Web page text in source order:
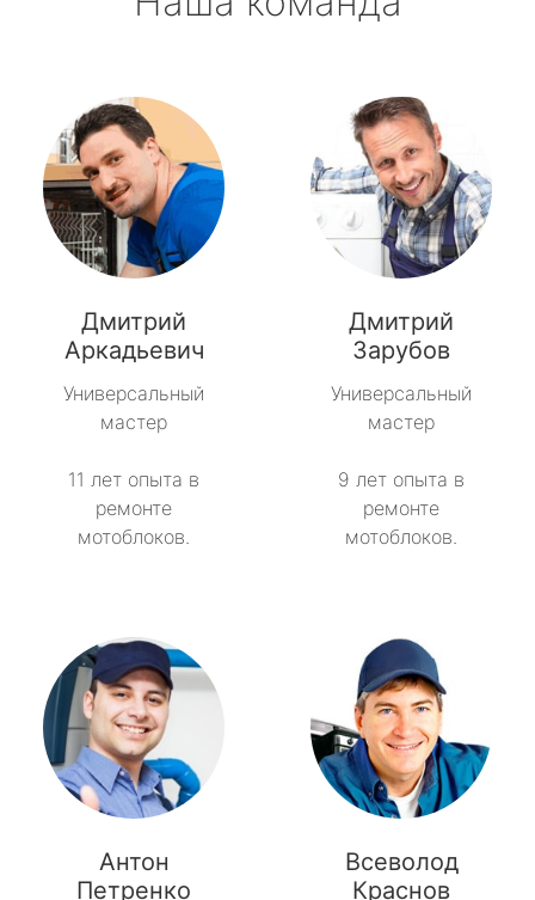
Дмитрий
Аркадьевич
Универсальный
мастер
11 лет опыта в
ремонте
мотоблоков.
Дмитрий
Зарубов
Универсальный
мастер
9 лет опыта в
ремонте
мотоблоков.
Антон
Петренко
Всеволод
Краснов